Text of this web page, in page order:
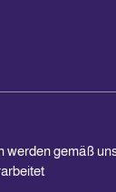
werden gemäß